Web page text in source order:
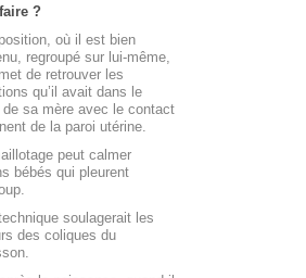
?
où il est bien
regroupé sur lui-même,
de retrouver les
qu’il avait dans le
de sa mère avec le contact
de la paroi utérine.
peut calmer
bébés qui pleurent
soulagerait les
des coliques du